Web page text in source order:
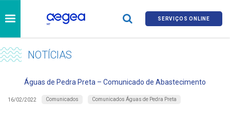
SERVIÇOS ONLINE
NOTÍCIAS
Águas de Pedra Preta – Comunicado de Abastecimento
16/02/2022 Comunicados Comunicados Águas de Pedra Preta